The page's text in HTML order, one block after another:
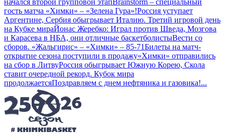
начался второй групповой этапBrainstorm – специальный
гость матча «Химки» – «Зелена Гура»!Россия уступает
Аргентине, Сербия обыгрывает Италию. Третий игровой день
на Кубке мираЙонас Жеребко: Играл против Шведа, Мозгова
и Карасева в НБА, они отличные баскетболистыВести со
сборов. «Жальгирис» – «Химки» – 85-71Билеты на матч-
открытие сезона поступили в продажу«Химки» отправились
на сбор в ЛитвуРоссия обыгрывает Южную Корею, Скола
ставит очередной рекорд. Кубок мира
продолжаетсяПоздравляем с днем нефтяника и газовика!...